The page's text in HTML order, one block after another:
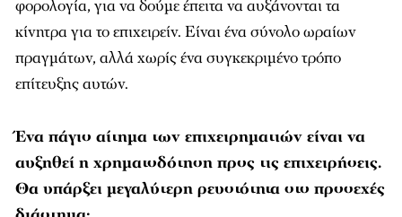
πραγμάτων, αλλά χωρίς ένα συγκεκριμένο τρόπο
επίτευξης αυτών.
Ένα πάγιο αίτημα των επιχειρηματιών είναι να
Θα υπάρξει μεγαλύτερη ρευστότητα στο προσεχές
διάστημα;